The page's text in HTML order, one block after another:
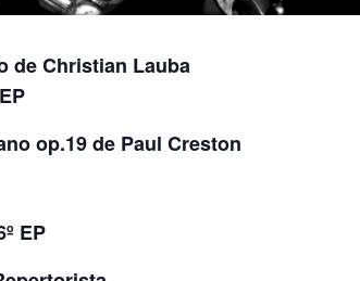
de Christian Lauba
op.19 de Paul Creston
EP